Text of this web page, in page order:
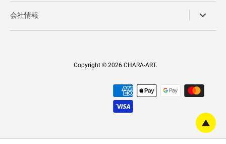
会社情報
Copyright © 2026 CHARA-ART.